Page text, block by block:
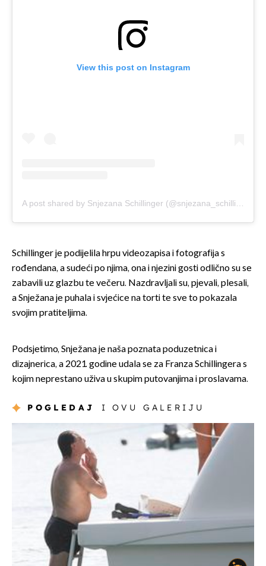
View this post on Instagram
A post shared by Snjezana Schillinger (@snjezana_schillinger)
Schillinger je podijelila hrpu videozapisa i fotografija s
rođendana, a sudeći po njima, ona i njezini gosti odlično su se
zabavili uz glazbu te večeru. Nazdravljali su, pjevali, plesali,
a Snježana je puhala i svjećice na torti te sve to pokazala
svojim pratiteljima.
Podsjetimo, Snježana je naša poznata poduzetnica i
dizajnerica, a 2021. godine udala se za Franza Schillingera s
kojim neprestano uživa u skupim putovanjima i proslavama.
POGLEDAJ I OVU GALERIJU